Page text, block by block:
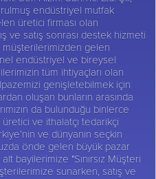
endüstriyel mutfak
üretici firması olan
ve satış sonrası destek hizmeti
müşterilerimizden gelen
endüstriyel ve bireysel
tüm ihtiyaçları olan
genişletebilmek için
oluşan bunların arasında
da bulunduğu binlerce
ve ithalatçı tedarikçi
ve dünyanın seçkin
önde gelen büyük pazar
bayilerimize "Sınırsız Müşteri
sunarken, satış ve